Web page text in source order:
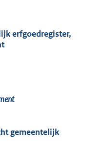
erfgoedregister,
gemeentelijk